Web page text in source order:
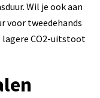
Wil je ook aan
voor tweedehands
lagere CO2-uitstoot